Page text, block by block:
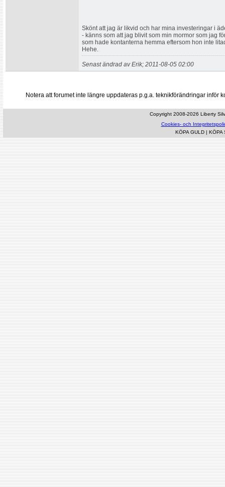
Skönt att jag är likvid och har mina investeringar i
- känns som att jag blivit som min mormor som jag
som hade kontanterna hemma eftersom hon inte
Hehe.
Senast ändrad av Erik; 2011-08-05 02:00
Notera att forumet inte längre uppdateras p.g.a. teknikförändringar inför
Copyright 2008-2026 Liberty
Cookies- och
KÖPA GULD| KÖPA